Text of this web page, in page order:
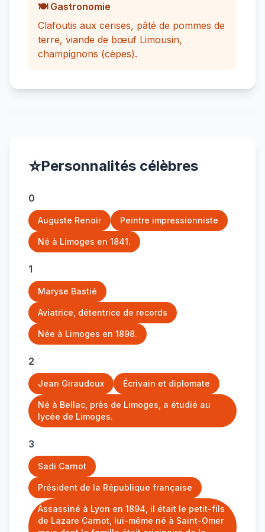
🍽️ Gastronomie
Clafoutis aux cerises, pâté de pommes de
terre, viande de bœuf Limousin,
champignons (cèpes).
⭐Personnalités célèbres
0
Auguste Renoir Peintre impressionniste
Né à Limoges en 1841.
1
Maryse Bastié
Aviatrice, détentrice de records
Née à Limoges en 1898.
2
Jean Giraudoux Écrivain et diplomate
Né à Bellac, près de Limoges, a étudié au
lycée de Limoges.
3
Sadi Carnot
Président de la République française
Assassiné à Lyon en 1894, il était le petit-fils
de Lazare Carnot, lui-même né à Saint-Omer